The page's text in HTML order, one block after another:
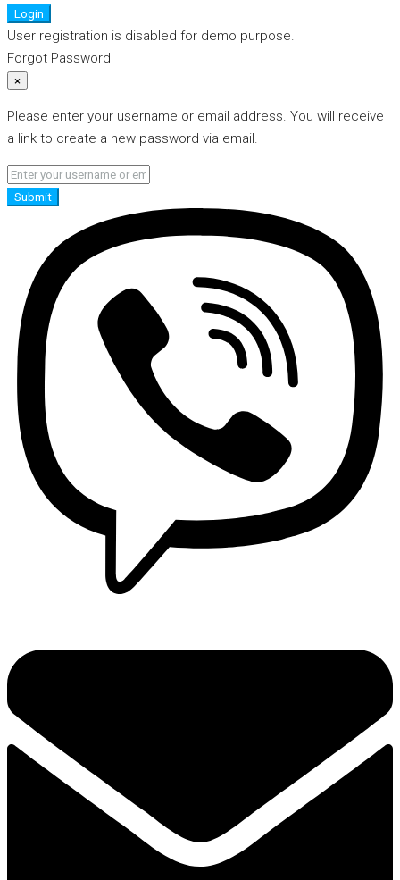
Login
User registration is disabled for demo purpose.
Forgot Password
×
Please enter your username or email address. You will receive
a link to create a new password via email.
Submit